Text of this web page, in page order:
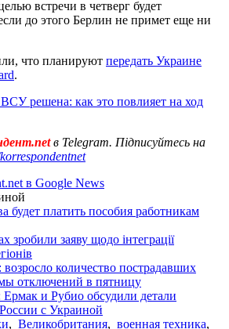
встречи в четверг будет
до этого Берлин не примет еще ни
что планируют передать Украине
.
решена: как это повлияет на ход
в Telegram. Підписуйтесь на
в Google News
будет платить пособия работникам
зробили заяву щодо інтеграції
количество пострадавших
отключений в пятницу
Ермак и Рубио обсудили детали
с Украиной
, Великобритания, военная техника,